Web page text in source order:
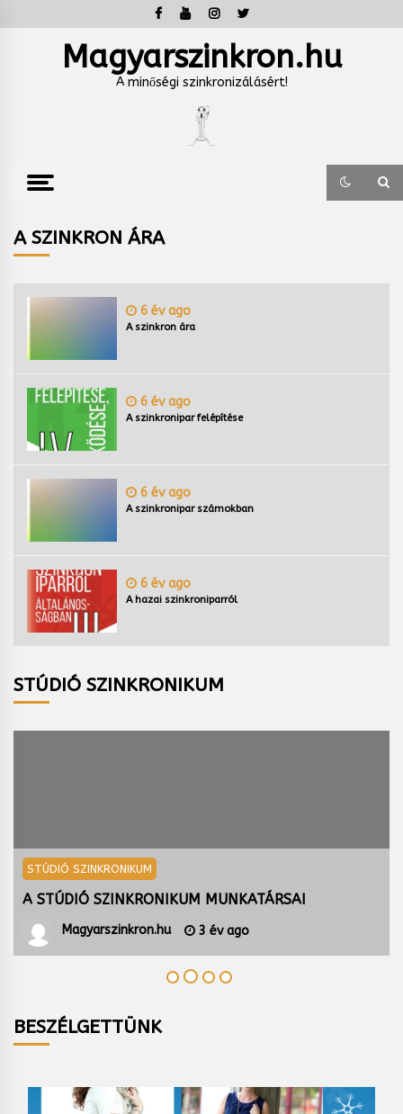
to
Magyarszinkron.hu
A minőségi szinkronizálásért!
A SZINKRON ÁRA
6 év ago
A szinkron ára
6 év ago
A szinkronipar felépítése
6 év ago
A szinkronipar számokban
6 év ago
A hazai szinkroniparról
STÚDIÓ SZINKRONIKUM
STÚDIÓ SZINKRONIKUM
A STÚDIÓ SZINKRONIKUM MUNKATÁRSAI
Magyarszinkron.hu 3 év ago
BESZÉLGETTÜNK